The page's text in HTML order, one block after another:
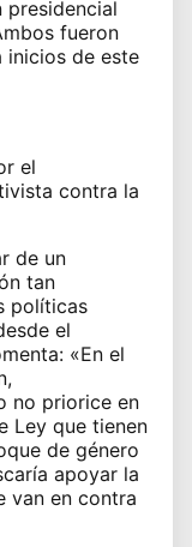
presidencial
fueron
inicios de este
el
contra la
de un
tan
políticas
el
«En el
no priorice en
Ley que tienen
de género
apoyar la
van en contra